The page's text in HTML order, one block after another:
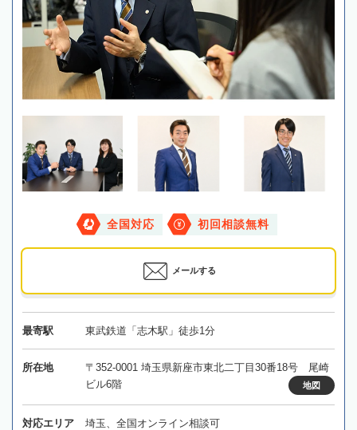
全国対応 初回相談無料
メールする
最寄駅 東武鉄道「志木駅」徒歩1分
所在地
〒352-0001 埼玉県新座市東北二丁目30番18号 尾崎
ビル6階
地図
対応エリア 埼玉、全国オンライン相談可